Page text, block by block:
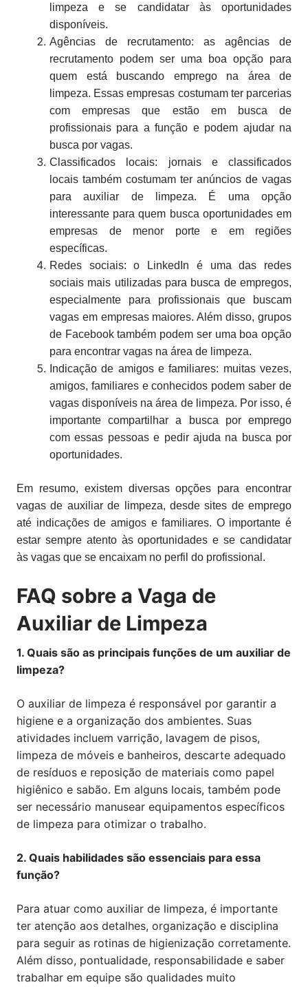
limpeza e se candidatar às oportunidades
disponíveis.
Agências de recrutamento: as agências de
recrutamento podem ser uma boa opção para
quem está buscando emprego na área de
limpeza. Essas empresas costumam ter parcerias
com empresas que estão em busca de
profissionais para a função e podem ajudar na
busca por vagas.
Classificados locais: jornais e classificados
locais também costumam ter anúncios de vagas
para auxiliar de limpeza. É uma opção
interessante para quem busca oportunidades em
empresas de menor porte e em regiões
específicas.
Redes sociais: o LinkedIn é uma das redes
sociais mais utilizadas para busca de empregos,
especialmente para profissionais que buscam
vagas em empresas maiores. Além disso, grupos
de Facebook também podem ser uma boa opção
para encontrar vagas na área de limpeza.
Indicação de amigos e familiares: muitas vezes,
amigos, familiares e conhecidos podem saber de
vagas disponíveis na área de limpeza. Por isso, é
importante compartilhar a busca por emprego
com essas pessoas e pedir ajuda na busca por
oportunidades.
Em resumo, existem diversas opções para encontrar
vagas de auxiliar de limpeza, desde sites de emprego
até indicações de amigos e familiares. O importante é
estar sempre atento às oportunidades e se candidatar
às vagas que se encaixam no perfil do profissional.
FAQ sobre a Vaga de
Auxiliar de Limpeza
1. Quais são as principais funções de um auxiliar de
limpeza?
O auxiliar de limpeza é responsável por garantir a
higiene e a organização dos ambientes. Suas
atividades incluem varrição, lavagem de pisos,
limpeza de móveis e banheiros, descarte adequado
de resíduos e reposição de materiais como papel
higiênico e sabão. Em alguns locais, também pode
ser necessário manusear equipamentos específicos
de limpeza para otimizar o trabalho.
2. Quais habilidades são essenciais para essa
função?
Para atuar como auxiliar de limpeza, é importante
ter atenção aos detalhes, organização e disciplina
para seguir as rotinas de higienização corretamente.
Além disso, pontualidade, responsabilidade e saber
trabalhar em equipe são qualidades muito